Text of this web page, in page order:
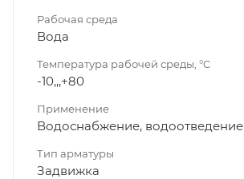
Рабочая среда
Вода
Температура рабочей среды, °C
-10,,,+80
Применение
Водоснабжение, водоотведение
Тип арматуры
Задвижка